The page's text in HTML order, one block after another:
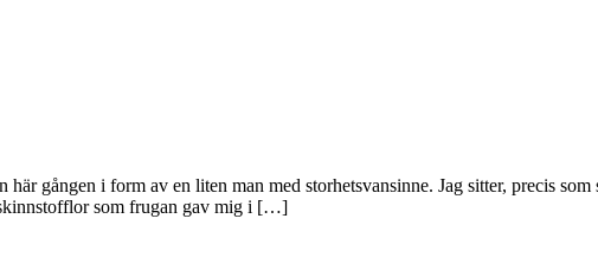
gången i form av en liten man med storhetsvansinne. Jag sitter, precis
som frugan gav mig i […]